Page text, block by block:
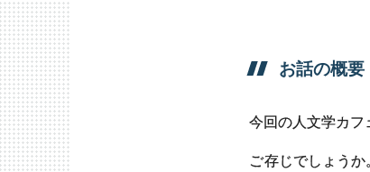
お話の概要
今回の人文学カフ
ご存じでしょう